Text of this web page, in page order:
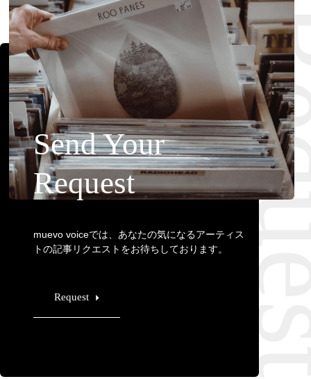
Send Your
Request
muevo voiceでは、あなたの気になるアーティス
トの記事リクエストをお待ちしております。
Request